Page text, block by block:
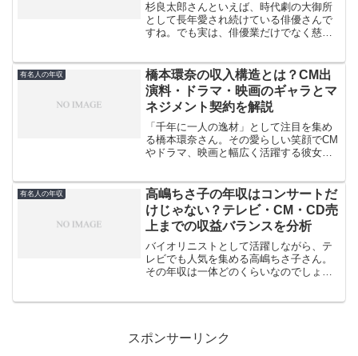
杉良太郎さんといえば、時代劇の大御所
として長年愛され続けている俳優さんで
すね。でも実は、俳優業だけでなく慈善
活動を続ける杉良太郎さんの年収は、一
体どのくらいなのでしょ...
有名人の年収
橋本環奈の収入構造とは？CM出
演料・ドラマ・映画のギャラとマ
ネジメント契約を解説
「千年に一人の逸材」として注目を集め
る橋本環奈さん。その愛らしい笑顔でCM
やドラマ、映画と幅広く活躍する彼女の
という驚きの金額が話題になっていま
す。この巨額の収...
有名人の年収
高嶋ちさ子の年収はコンサートだ
けじゃない？テレビ・CM・CD売
上までの収益バランスを分析
バイオリニストとして活躍しながら、テ
レビでも人気を集める高嶋ちさ子さん。
その年収は一体どのくらいなのでしょう
スポンサーリンク